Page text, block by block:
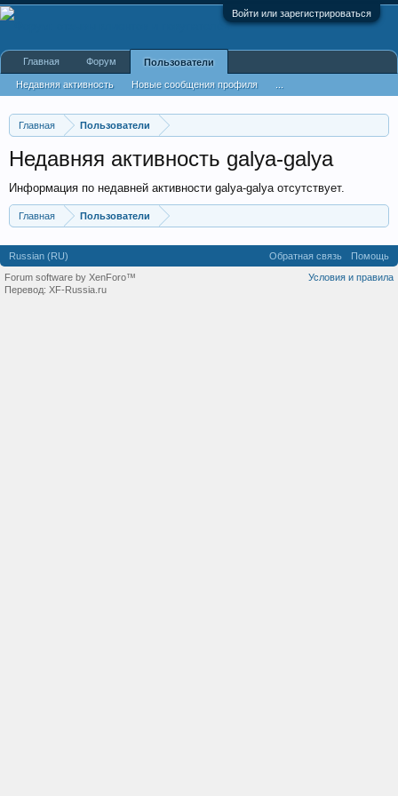
Войти или зарегистрироваться
Главная Пользователи
Недавняя активность galya-galya
Информация по недавней активности galya-galya отсутствует.
Главная Пользователи
Главная Форум Пользователи
Недавняя активность Новые сообщения профиля
Russian (RU) Обратная связь
Помощь
Условия и правила
Forum software by XenForo™
Перевод: XF-Russia.ru